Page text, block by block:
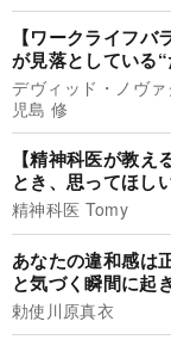
【ワークライフバ
が見落としている
デヴィッド・ノヴ
児島 修
【精神科医が教
とき、思ってほし
精神科医 Tomy
あなたの違和感は
と気づく瞬間に起
勅使川原真衣